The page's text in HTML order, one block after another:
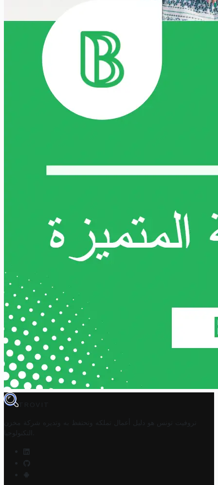
TROVIT
تروفيت تونس هو دليل أعمال تملكه وتحتفظ به وتديره
شركة مخزن
التكنولوجيا